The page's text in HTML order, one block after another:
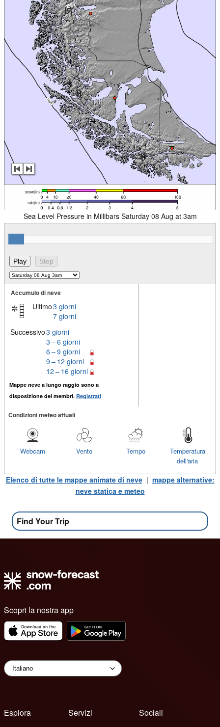
Sea Level Pressure in Millibars Saturday 08 Aug at 3am
Accumulo di neve
Ultimo3 giorni
7 giorni
Successivo3 giorni
3 – 6 giorni
6 – 9 giorni
9 – 12 giorni
12 – 16 giorni
Mappe neve a lungo raggio sono a
disposizione dei membri. Registrati
Condizioni meteo attuali
Temperatura
dell'aria
Tempo
Vento
Webcam
Elenco di tutte le mappe animate di neve| mappe alternative:
neve statica e meteo
Find Your Trip
Scopri la nostra app
Esplora
Servizi
Sociali